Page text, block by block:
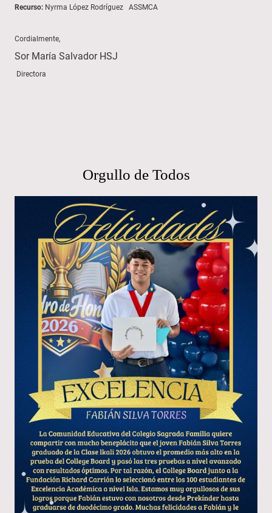
Recurso: Nyrma López Rodríguez ASSMCA
Cordialmente,
Sor María Salvador HSJ
Directora
Orgullo de Todos